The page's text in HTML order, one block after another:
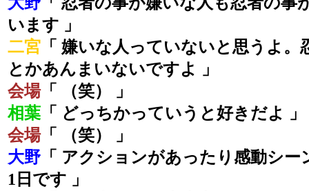
います 」
二宮 「 嫌いな人っていないと思うよ
とかあんまいないですよ 」
会場「 （笑） 」
相葉 「 どっちかっていうと好きだよ 」
会場「 （笑） 」
大野 「 アクションがあったり感動シ
1日です 」